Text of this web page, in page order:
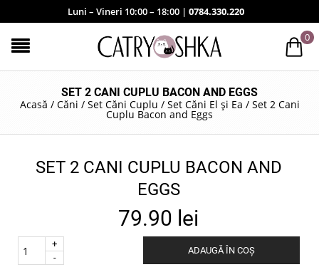
Luni – Vineri 10:00 – 18:00 | 0784.330.220
0
SET 2 CANI CUPLU BACON AND EGGS
Acasă / Căni / Set Căni Cuplu / Set Căni El și Ea / Set 2 Cani
Cuplu Bacon and Eggs
SET 2 CANI CUPLU BACON AND
EGGS
79.90 lei
Quantity
ADAUGĂ ÎN COȘ